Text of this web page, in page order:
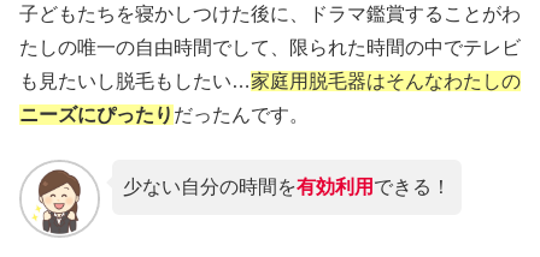
子どもたちを寝かしつけた後に、ドラマ鑑賞することがわ
たしの唯一の自由時間でして、限られた時間の中でテレビ
も見たいし脱毛もしたい…家庭用脱毛器はそんなわたしの
ニーズにぴったり だったんです。
少ない自分の時間を有効利用 できる！